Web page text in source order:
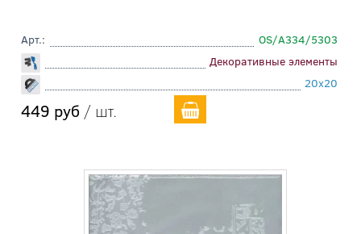
Арт.:
OS/A334/5303
Декоративные элементы
20x20
449 руб / шт.